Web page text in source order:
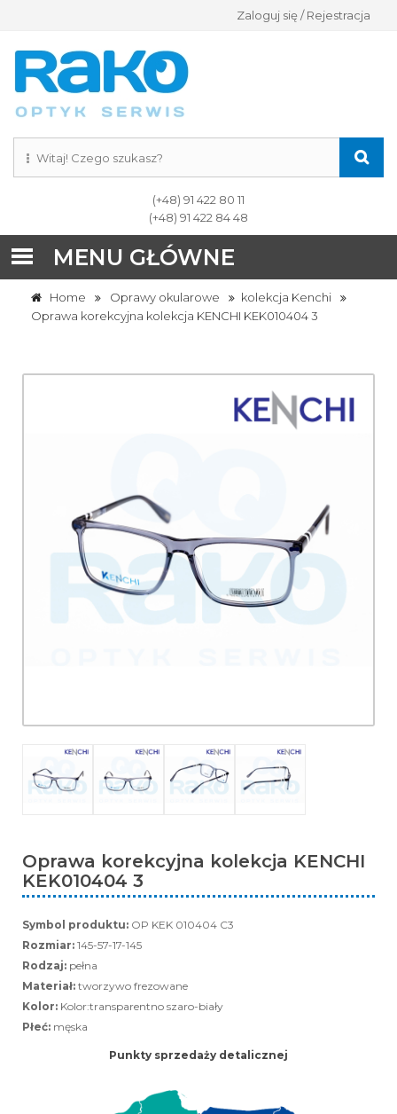
Zaloguj się / Rejestracja
(+48) 91 422 80 11
(+48) 91 422 84 48
MENU GŁÓWNE
Home Oprawy okularowe
kolekcja Kenchi
Oprawa korekcyjna kolekcja KENCHI KEK010404 3
Oprawa korekcyjna kolekcja KENCHI
KEK010404 3
Symbol produktu: OP KEK 010404 C3
Rozmiar: 145-57-17-145
Rodzaj: pełna
Materiał: tworzywo frezowane
Kolor: Kolor:transparentno szaro-biały
Płeć: męska
Punkty sprzedaży detalicznej